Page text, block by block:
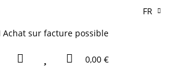
FR
Achat sur facture possible
0,00 €